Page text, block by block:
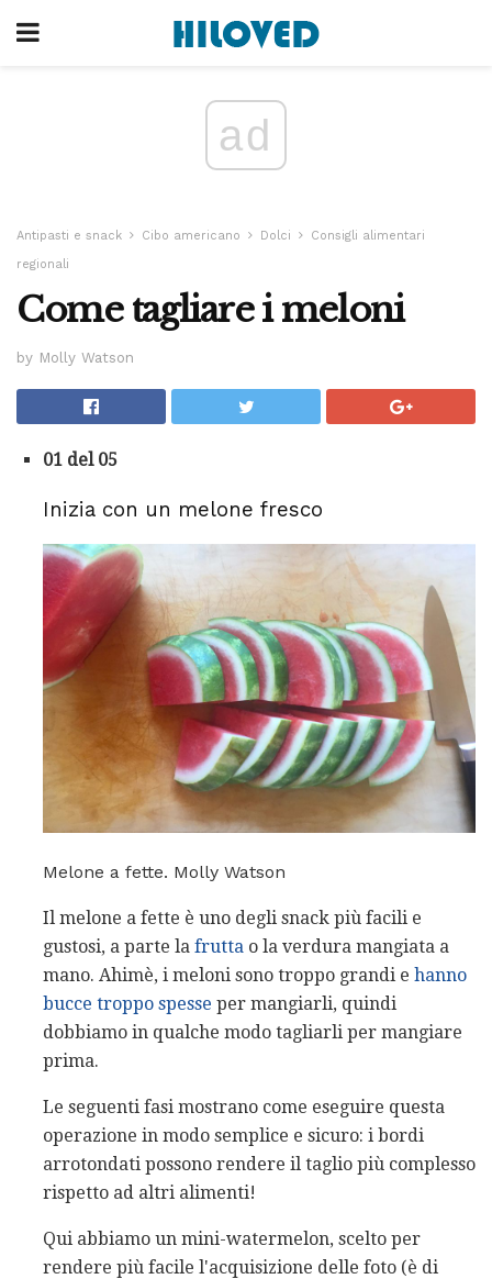
ad
Antipasti e snack Cibo americano Dolci
Consigli alimentari
regionali
Come tagliare i meloni
by Molly Watson
01 del 05
Inizia con un melone fresco
Melone a fette. Molly Watson
Il melone a fette è uno degli snack più facili e
gustosi, a parte la frutta o la verdura mangiata a
mano. Ahimè, i meloni sono troppo grandi e hanno
bucce troppo spesse per mangiarli, quindi
dobbiamo in qualche modo tagliarli per mangiare
prima.
Le seguenti fasi mostrano come eseguire questa
operazione in modo semplice e sicuro: i bordi
arrotondati possono rendere il taglio più complesso
rispetto ad altri alimenti!
Qui abbiamo un mini-watermelon, scelto per
rendere più facile l'acquisizione delle foto (è di